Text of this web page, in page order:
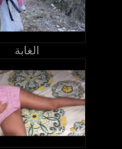
الغابة